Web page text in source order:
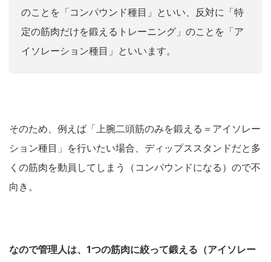
のことを「コンパウンド種目」といい、反対に「特
定の筋肉だけを鍛えるトレーニング」のことを「ア
イソレーション種目」といいます。
そのため、例えば「上腕二頭筋のみを鍛える＝アイソレー
ション種目」を行いたい場合、ディップススタンドだと多
くの筋肉を動員してしまう（コンパウンドになる）ので不
向き。
なので管理人は、1つの筋肉に絞って鍛える（アイソレー